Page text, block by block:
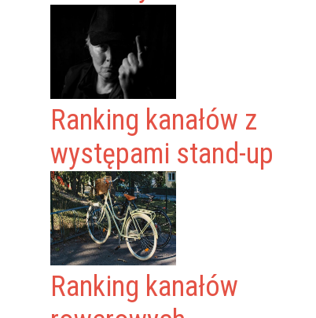
Ranking kanałów z
występami stand-up
Ranking kanałów